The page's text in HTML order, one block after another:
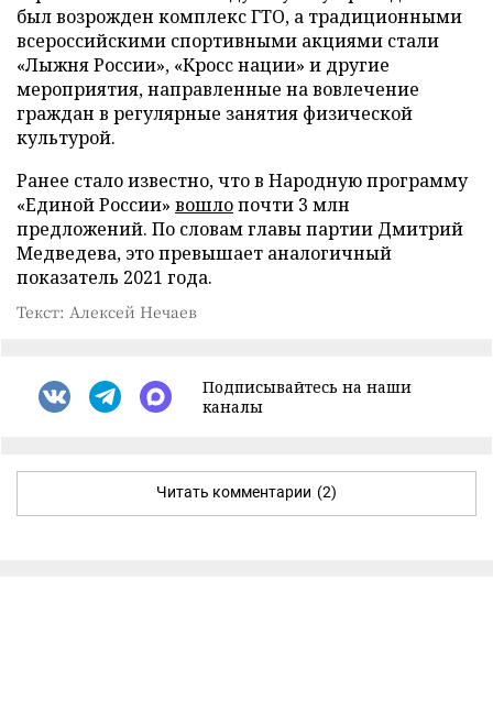
был возрожден комплекс ГТО, а традиционными
всероссийскими спортивными акциями стали
«Лыжня России», «Кросс нации» и другие
мероприятия, направленные на вовлечение
граждан в регулярные занятия физической
культурой.
Ранее стало известно, что в Народную программу
«Единой России» вошлопочти 3 млн
предложений. По словам главы партии Дмитрий
Медведева, это превышает аналогичный
показатель 2021 года.
Текст: Алексей Нечаев
Подписывайтесь на наши
каналы
Читать комментарии (2)